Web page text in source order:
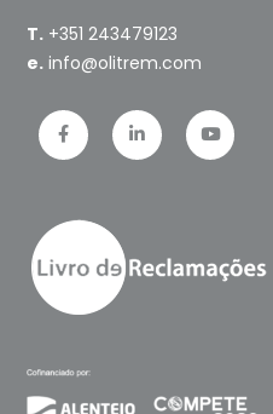
T. +351 243479123
e. info@olitrem.com